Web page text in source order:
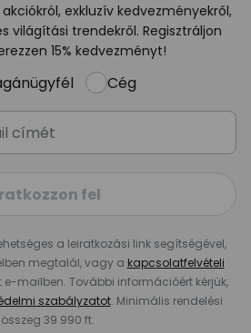
exkluzív kedvezményekről,
világítási trendekről. Regisztráljon
15% kedvezményt!
Cég
fel
a leiratkozási link segítségével,
megtalál, vagy a kapcsolatfelvételi
e-mailben. További információért kérjük,
szabályzatot. Minimális rendelési
összeg 39 990 ft.